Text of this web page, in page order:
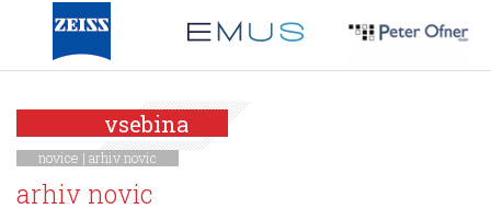
vsebina
novice | arhiv novic
arhiv novic